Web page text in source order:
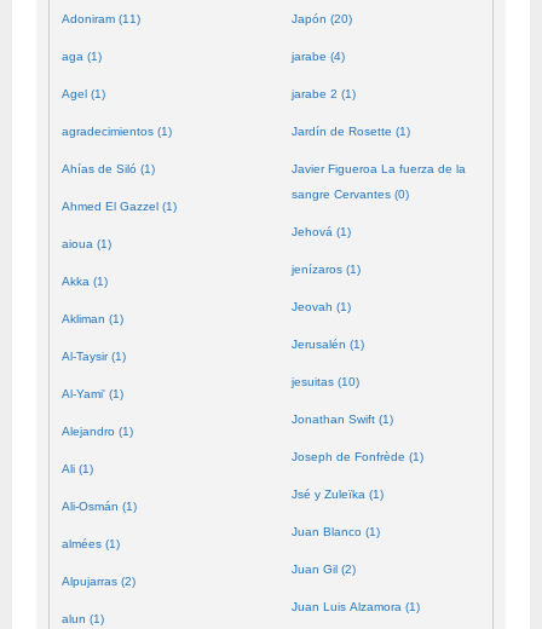
Adoniram (11)
aga (1)
Agel (1)
agradecimientos (1)
Ahías de Siló (1)
Ahmed El Gazzel (1)
aioua (1)
Akka (1)
Akliman (1)
Al-Taysir (1)
Al-Yami' (1)
Alejandro (1)
Ali (1)
Ali-Osmán (1)
almées (1)
Alpujarras (2)
alun (1)
Japón (20)
jarabe (4)
jarabe 2 (1)
Jardín de Rosette (1)
Javier Figueroa La fuerza de la
sangre Cervantes (0)
Jehová (1)
jenízaros (1)
Jeovah (1)
Jerusalén (1)
jesuitas (10)
Jonathan Swift (1)
Joseph de Fonfrède (1)
Jsé y Zuleïka (1)
Juan Blanco (1)
Juan Gil (2)
Juan Luis Alzamora (1)